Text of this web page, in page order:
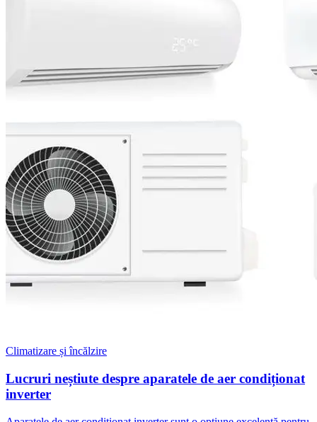
Climatizare și încălzire
Lucruri neștiute despre aparatele de aer condiționat
inverter